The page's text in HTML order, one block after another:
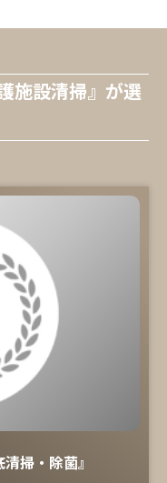
施設清掃』が選
掃・除菌』